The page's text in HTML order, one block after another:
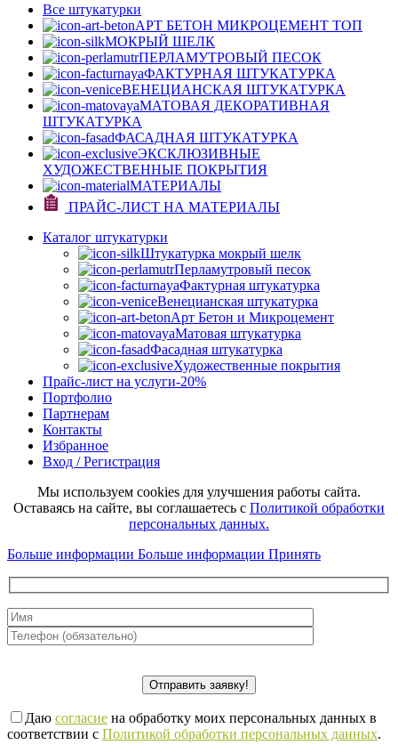
Все штукатурки
АРТ БЕТОН МИКРОЦЕМЕНТ ТОП
МОКРЫЙ ШЕЛК
ПЕРЛАМУТРОВЫЙ ПЕСОК
ФАКТУРНАЯ ШТУКАТУРКА
ВЕНЕЦИАНСКАЯ ШТУКАТУРКА
МАТОВАЯ ДЕКОРАТИВНАЯ
ШТУКАТУРКА
ФАСАДНАЯ ШТУКАТУРКА
ЭКСКЛЮЗИВНЫЕ
ХУДОЖЕСТВЕННЫЕ ПОКРЫТИЯ
МАТЕРИАЛЫ
ПРАЙС-ЛИСТ НА МАТЕРИАЛЫ
Каталог штукатурки
Штукатурка мокрый шелк
Перламутровый песок
Фактурная штукатурка
Венецианская штукатурка
Арт Бетон и Микроцемент
Матовая штукатурка
Фасадная штукатурка
Художественные покрытия
Прайс-лист на услуги-20%
Портфолио
Партнерам
Контакты
Избранное
Вход / Регистрация
Мы используем cookies для улучшения работы сайта.
Оставаясь на сайте, вы соглашаетесь с Политикой обработки
персональных данных.
Больше информации Больше информации Принять
Даю согласие на обработку моих персональных данных в
соответствии с Политикой обработки персональных данных.